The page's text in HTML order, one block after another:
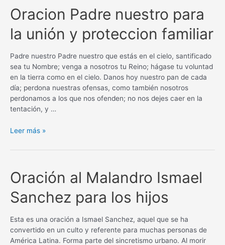
Oracion Padre nuestro para
la unión y proteccion familiar
Padre nuestro Padre nuestro que estás en el cielo, santificado
sea tu Nombre; venga a nosotros tu Reino; hágase tu voluntad
en la tierra como en el cielo. Danos hoy nuestro pan de cada
día; perdona nuestras ofensas, como también nosotros
perdonamos a los que nos ofenden; no nos dejes caer en la
tentación, y …
Oracion
nuestro
la
unión
y
proteccion
Leer más »
Oración al Malandro Ismael
Sanchez para los hijos
Esta es una oración a Ismael Sanchez, aquel que se ha
convertido en un culto y referente para muchas personas de
América Latina. Forma parte del sincretismo urbano. Al morir